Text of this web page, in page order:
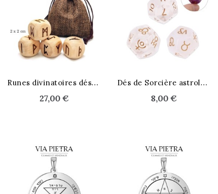
R
unes divinatoires dés en bois
27,00 €
D
és de Sorcière astrologiques
8,00 €